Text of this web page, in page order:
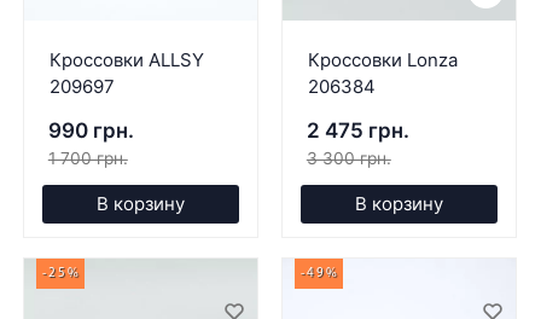
Кроссовки ALLSY
209697
990 грн.
1 700 грн.
В корзину
Кроссовки Lonza
206384
2 475 грн.
3 300 грн.
В корзину
-25% -49%